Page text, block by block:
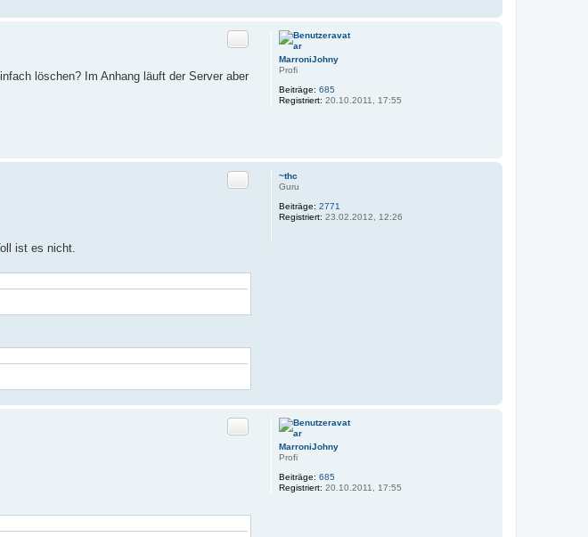
MarroniJohny
Profi
Beiträge: 685
Registriert: 20.10.2011, 17:55
Zitat
löschen? Im Anhang läuft der Server aber
~thc
Guru
Beiträge: 2771
Registriert: 23.02.2012, 12:26
Zitat
ist es nicht.
MarroniJohny
Profi
Beiträge: 685
Registriert: 20.10.2011, 17:55
Zitat